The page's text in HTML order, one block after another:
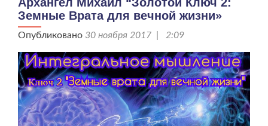
Земные Врата для вечной жизни»
Опубликовано 30 ноября 2017 | 2:09